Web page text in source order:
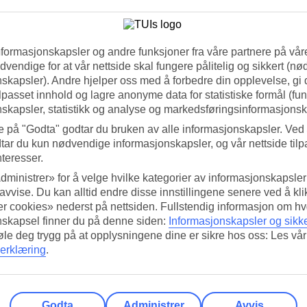
og komfort. Ofte med den beste beliggenheten på reisemålet,
og andre funksjoner fra våre partnere på
for at vår nettside skal fungere pålitelig og sikkert
Andre hjelper oss med å forbedre din opplevelse, gi
innhold og lagre anonyme data for statistiske formål
statistikk og analyse og
på "Godta" godtar du bruken av alle informasjonskapsler.
du kun nødvendige informasjonskapsler, og vår nettside
for å velge hvilke kategorier av informasjonskapsler
Du kan alltid endre disse innstillingene senere ved å
cookies» nederst på nettsiden. Fullstendig informasjon om
finner du på denne siden: Informasjonskapsler og
deg trygg på at opplysningene dine er sikre hos oss: Les vår
.